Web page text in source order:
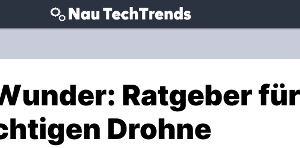
techtrends.NAU.ch
Ratgeber
Drohne